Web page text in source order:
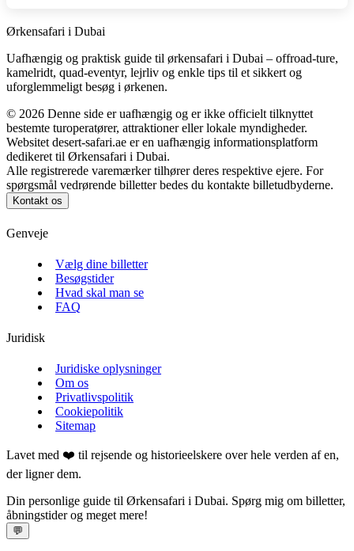
Ørkensafari i Dubai
Uafhængig og praktisk guide til ørkensafari i Dubai – offroad-ture,
kamelridt, quad-eventyr, lejrliv og enkle tips til et sikkert og
uforglemmeligt besøg i ørkenen.
© 2026 Denne side er uafhængig og er ikke officielt tilknyttet
bestemte turoperatører, attraktioner eller lokale myndigheder.
Websitet desert-safari.ae er en uafhængig informationsplatform
dedikeret til Ørkensafari i Dubai.
Alle registrerede varemærker tilhører deres respektive ejere. For
spørgsmål vedrørende billetter bedes du kontakte billetudbyderne.
Kontakt os
Genveje
Vælg dine billetter
Besøgstider
Hvad skal man se
FAQ
Juridisk
Juridiske oplysninger
Om os
Privatlivspolitik
Cookiepolitik
Sitemap
Lavet med ❤️ til rejsende og historieelskere over hele verden af en,
der ligner dem.
Din personlige guide til Ørkensafari i Dubai. Spørg mig om billetter,
åbningstider og meget mere!
💬